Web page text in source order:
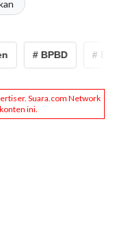
# BPBD #